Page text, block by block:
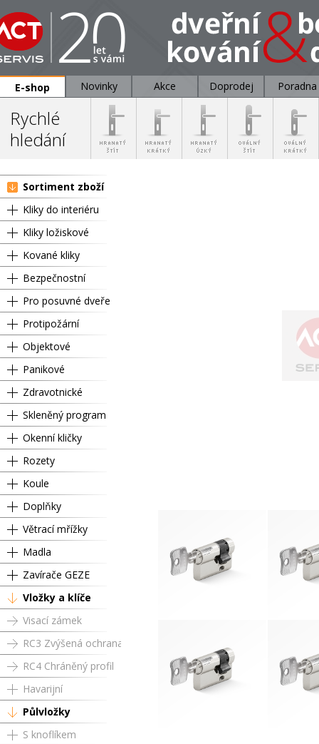
E-shop Novinky Akce Doprodej Poradna
Rychlé
hledání
Sortiment zboží
Kliky do interiéru
Kliky ložiskové
Kované kliky
Bezpečnostní
Pro posuvné dveře
Protipožární
Objektové
Panikové
Zdravotnické
Skleněný program
Okenní kličky
Rozety
Koule
Doplňky
Větrací mřížky
Madla
Zavírače GEZE
Vložky a klíče
Visací zámek
RC3 Zvýšená ochrana
RC4 Chráněný profil
Havarijní
Půlvložky
S knoflíkem